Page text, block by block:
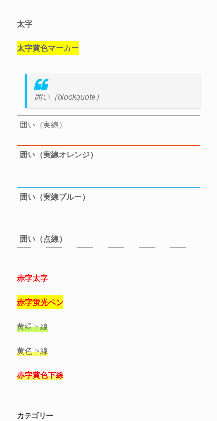
太字
太字黄色マーカー
囲い（blockquote）
囲い（実線）
囲い（実線オレンジ）
囲い（実線ブルー）
囲い（点線）
赤字太字
赤字蛍光ペン
黄緑下線
黄色下線
赤字黄色下線
カテゴリー